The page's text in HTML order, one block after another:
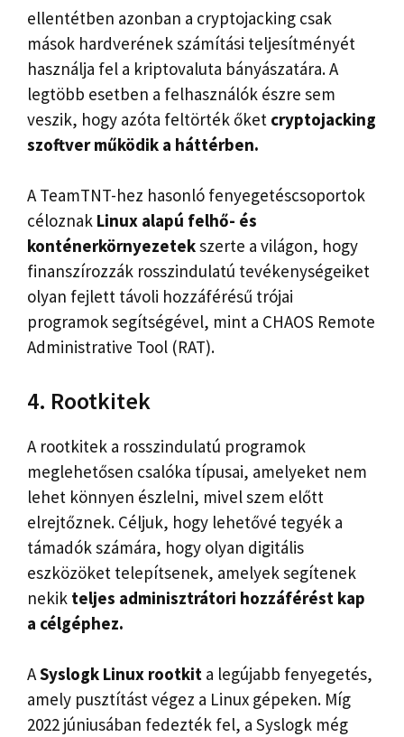
ellentétben azonban a cryptojacking csak
mások hardverének számítási teljesítményét
használja fel a kriptovaluta bányászatára. A
legtöbb esetben a felhasználók észre sem
veszik, hogy azóta feltörték őket cryptojacking
szoftver működik a háttérben.
A TeamTNT-hez hasonló fenyegetéscsoportok
céloznak Linux alapú felhő- és
konténerkörnyezetekszerte a világon, hogy
finanszírozzák rosszindulatú tevékenységeiket
olyan fejlett távoli hozzáférésű trójai
programok segítségével, mint a CHAOS Remote
Administrative Tool (RAT).
4. Rootkitek
A rootkitek a rosszindulatú programok
meglehetősen csalóka típusai, amelyeket nem
lehet könnyen észlelni, mivel szem előtt
elrejtőznek. Céljuk, hogy lehetővé tegyék a
támadók számára, hogy olyan digitális
eszközöket telepítsenek, amelyek segítenek
nekik teljes adminisztrátori hozzáférést kap
a célgéphez.
ASyslogk Linux rootkit a legújabb fenyegetés,
amely pusztítást végez a Linux gépeken. Míg
2022 júniusában fedezték fel, a Syslogk még